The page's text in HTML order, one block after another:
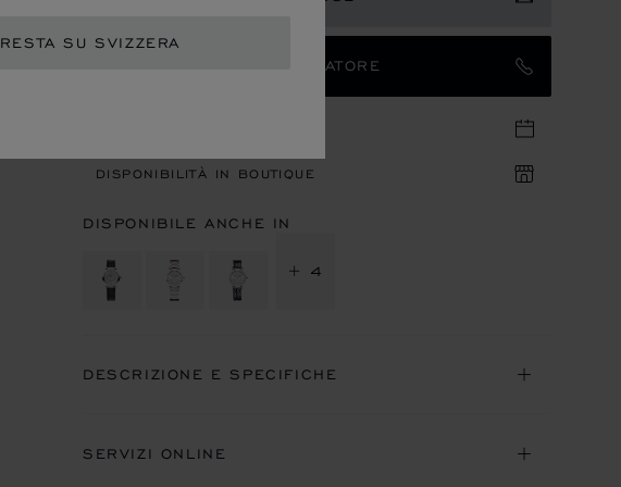
RESTA SU SVIZZERA
CONTATTARE UN AMBASCIATORE
DISPONIBILITÀ IN BOUTIQUE
DISPONIBILE ANCHE IN
+ 4
DESCRIZIONE E SPECIFICHE
SERVIZI ONLINE